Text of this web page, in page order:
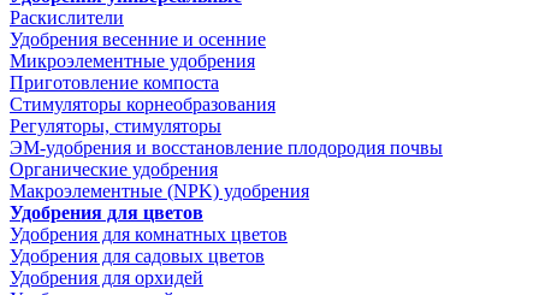
Раскислители
Удобрения весенние и осенние
Микроэлементные удобрения
Приготовление компоста
Стимуляторы корнеобразования
Регуляторы, стимуляторы
ЭМ-удобрения и восстановление плодородия почвы
Органические удобрения
Макроэлементные (NPK) удобрения
Удобрения для цветов
Удобрения для комнатных цветов
Удобрения для садовых цветов
Удобрения для орхидей